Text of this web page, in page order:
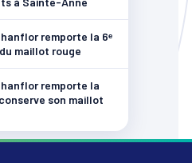
remporte la 6ᵉ
maillot rouge
remporte la
son maillot